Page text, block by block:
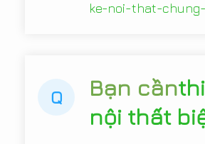
ke-noi-that-
Q Bạn cần
nội thất